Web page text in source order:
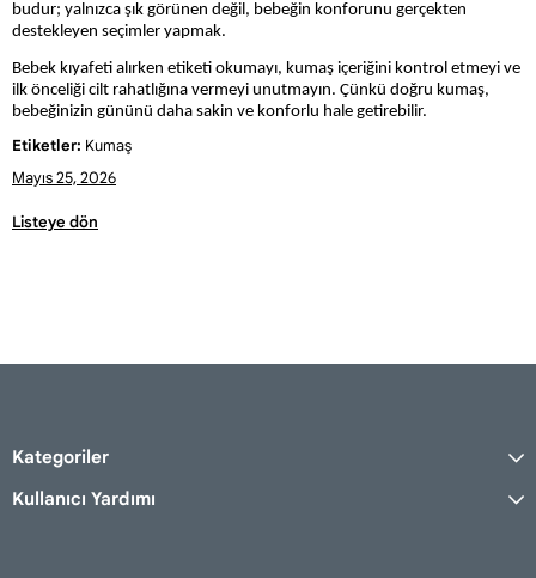
budur; yalnızca şık görünen değil, bebeğin konforunu gerçekten
destekleyen seçimler yapmak.
Bebek kıyafeti alırken etiketi okumayı, kumaş içeriğini kontrol etmeyi ve
ilk önceliği cilt rahatlığına vermeyi unutmayın. Çünkü doğru kumaş,
bebeğinizin gününü daha sakin ve konforlu hale getirebilir.
Etiketler: Kumaş
Mayıs 25, 2026
Listeye dön
Kategoriler
Kullanıcı Yardımı